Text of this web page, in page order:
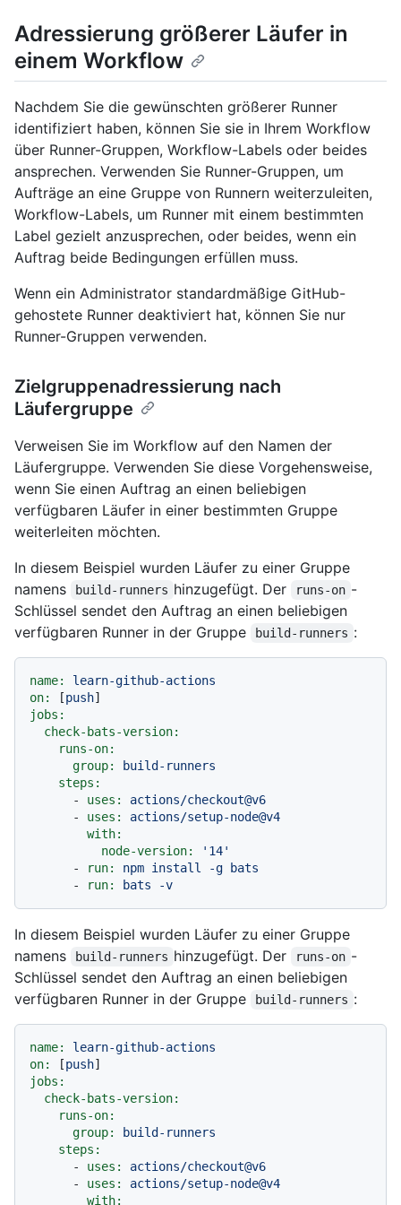
Adressierung größerer Läufer in
einem Workflow
Nachdem Sie die gewünschten größerer Runner
identifiziert haben, können Sie sie in Ihrem Workflow
über Runner-Gruppen, Workflow-Labels oder beides
ansprechen. Verwenden Sie Runner-Gruppen, um
Aufträge an eine Gruppe von Runnern weiterzuleiten,
Workflow-Labels, um Runner mit einem bestimmten
Label gezielt anzusprechen, oder beides, wenn ein
Auftrag beide Bedingungen erfüllen muss.
Wenn ein Administrator standardmäßige GitHub-
gehostete Runner deaktiviert hat, können Sie nur
Runner-Gruppen verwenden.
Zielgruppenadressierung nach
Läufergruppe
Verweisen Sie im Workflow auf den Namen der
Läufergruppe. Verwenden Sie diese Vorgehensweise,
wenn Sie einen Auftrag an einen beliebigen
verfügbaren Läufer in einer bestimmten Gruppe
weiterleiten möchten.
In diesem Beispiel wurden Läufer zu einer Gruppe
namens
build-runners hinzugefügt. Der runs-on -
Schlüssel sendet den Auftrag an einen beliebigen
verfügbaren Runner in der Gruppe
build-runners :
name:
learn-github-actions
on:
[push
jobs:
check-bats-version:
runs-on:
group:
build-runners
steps:
-
uses:
actions/checkout@v6
-
uses:
actions/setup-node@v4
with:
node-version:
'14'
-
run: npm install -g
bats
-
run: bats -v
In diesem Beispiel wurden Läufer zu einer Gruppe
namens
build-runners hinzugefügt. Der runs-on -
Schlüssel sendet den Auftrag an einen beliebigen
verfügbaren Runner in der Gruppe
build-runners :
name:
learn-github-actions
on:
[push
jobs:
check-bats-version:
runs-on:
group:
build-runners
steps:
-
uses:
actions/checkout@v6
-
uses:
actions/setup-node@v4
with: